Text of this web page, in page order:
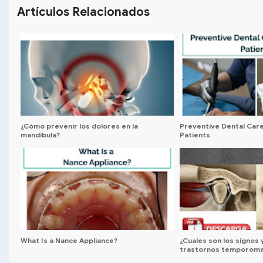
Artículos Relacionados
¿Cómo prevenir los dolores en la
mandíbula?
Preventive Dental
Patients
What Is a Nance Appliance?
¿Cuales son los signos
trastornos